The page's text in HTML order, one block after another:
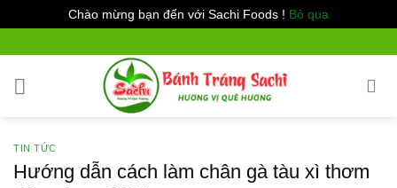
Chào mừng bạn đến với Sachi Foods ! Bỏ qua
nội
TIN TỨC
Hướng dẫn cách làm chân gà tàu xì thơm